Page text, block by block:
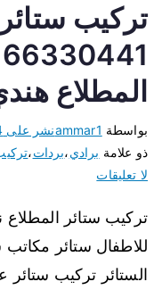
تركيب
المطلاع
بواسطة ammar1نشر على
ذو علامة برادي،بردات،
لا تعليقات
تركيب ستائر
للاطفال ستائر
الستائر تركيب